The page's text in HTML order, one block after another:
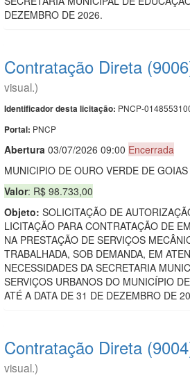
DEZEMBRO DE 2026.
Contratação Direta
visual.)
Identificador desta licitação: PNCP-
Portal: PNCP
Abertura 03/07/2026 09:00 Encerrada
MUNICIPIO DE OURO VERDE DE GOIAS
Valor: R$ 98.733,00
Objeto: SOLICITAÇÃO DE
LICITAÇÃO PARA CONTRATAÇÃO DE
NA PRESTAÇÃO DE SERVIÇOS
TRABALHADA, SOB DEMANDA, EM
NECESSIDADES DA SECRETARIA
SERVIÇOS URBANOS DO MUNICÍPIO
ATÉ A DATA DE 31 DE DEZEMBRO DE
Contratação Direta
visual.)